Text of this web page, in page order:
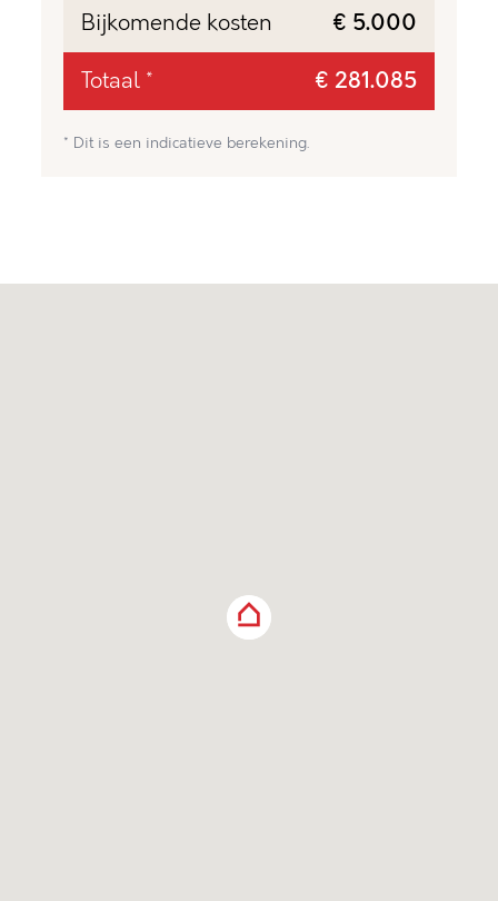
Bijkomende kosten
€ 5.000
Totaal *
€ 281.085
* Dit is een indicatieve berekening.